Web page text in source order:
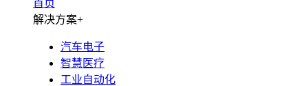
首页
解决方案+
汽车电子
智慧医疗
工业自动化